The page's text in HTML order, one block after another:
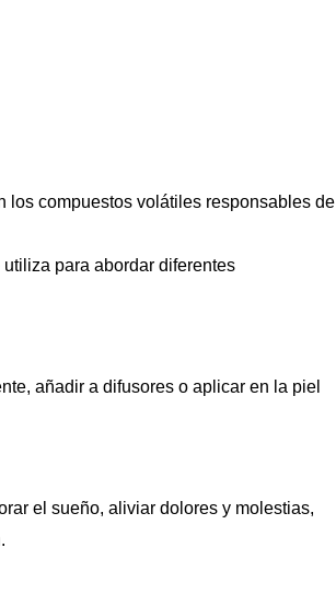
los compuestos volátiles responsables de
para abordar diferentes
añadir a difusores o aplicar en la piel
el sueño, aliviar dolores y molestias,